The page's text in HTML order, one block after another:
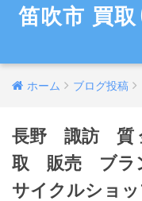
笛吹市 買
ホーム ブログ投稿
長野 諏訪 質
取 販売 ブラ
サイクルショ